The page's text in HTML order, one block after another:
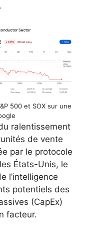
500 et SOX sur une
ralentissement
de vente
par le protocole
États-Unis, le
l’intelligence
potentiels des
(CapEx)
facteur.